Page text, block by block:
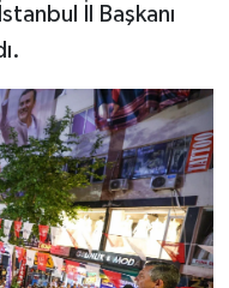
İl Başkanı